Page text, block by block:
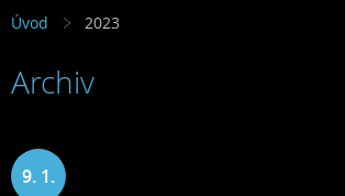
Úvod 2023
Archiv
9. 1.